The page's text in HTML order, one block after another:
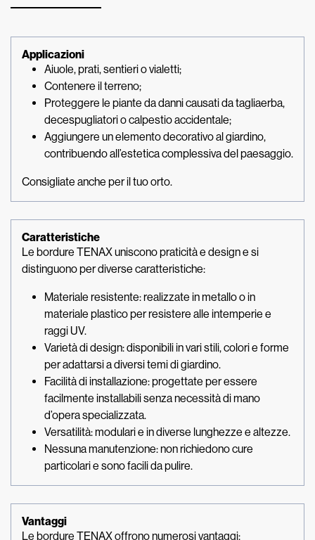
Applicazioni
Aiuole, prati, sentieri o vialetti;
Contenere il terreno;
Proteggere le piante da danni causati da tagliaerba,
decespugliatori o calpestio accidentale;
Aggiungere un elemento decorativo al giardino,
contribuendo all’estetica complessiva del paesaggio.
Consigliate anche per il tuo orto.
Caratteristiche
Le bordure TENAX uniscono praticità e design e si
distinguono per diverse caratteristiche:
Materiale resistente: realizzate in metallo o in
materiale plastico per resistere alle intemperie e
raggi UV.
Varietà di design: disponibili in vari stili, colori e forme
per adattarsi a diversi temi di giardino.
Facilità di installazione: progettate per essere
facilmente installabili senza necessità di mano
d’opera specializzata.
Versatilità: modulari e in diverse lunghezze e altezze.
Nessuna manutenzione: non richiedono cure
particolari e sono facili da pulire.
Vantaggi
Le bordure TENAX offrono numerosi vantaggi: